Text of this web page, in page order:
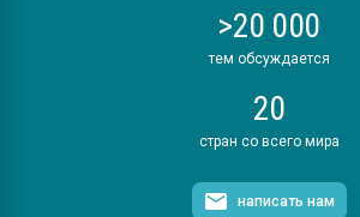
>20 000
тем обсуждается
20
стран со всего мира
написать нам